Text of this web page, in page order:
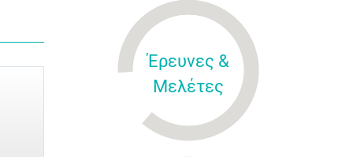
Έρευνες &
Μελέτες